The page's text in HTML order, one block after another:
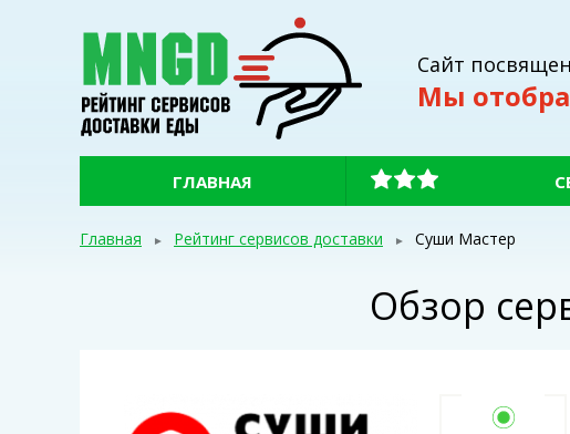
Сайт
Мы
ГЛАВНАЯ
Главная Рейтинг сервисов доставки Суши Мастер
Обзор